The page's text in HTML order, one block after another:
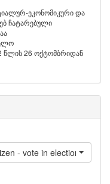
ეკონომიკური და
ჩატარებული
წლის 26 ოქტომბრიდან
- vote in elections